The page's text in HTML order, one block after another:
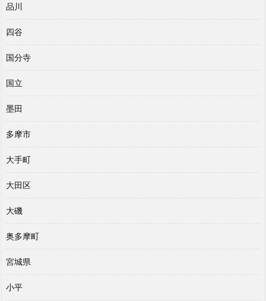
品川
四谷
国分寺
国立
墨田
多摩市
大手町
大田区
大磯
奥多摩町
宮城県
小平